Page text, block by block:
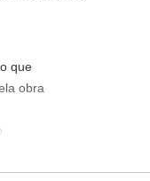
que
obra